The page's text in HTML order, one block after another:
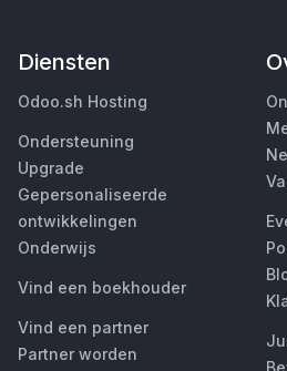
Diensten
Odoo.sh Hosting
Ondersteuning
Upgrade
Gepersonaliseerde
ontwikkelingen
Onderwijs
Vind een boekhouder
Vind een partner
Partner worden